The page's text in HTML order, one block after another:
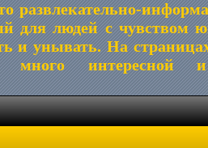
развлекательно-
для людей с чувством
и унывать. На
интересной и